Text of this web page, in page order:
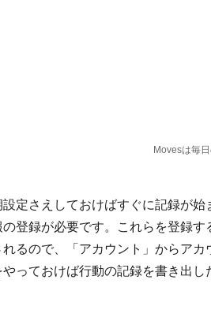
Movesは毎
設定さえしておけばすぐに記録が
の登録が必要です。これらを登録
れるので、「アカウント」からア
やっておけば行動の記録を書き出し